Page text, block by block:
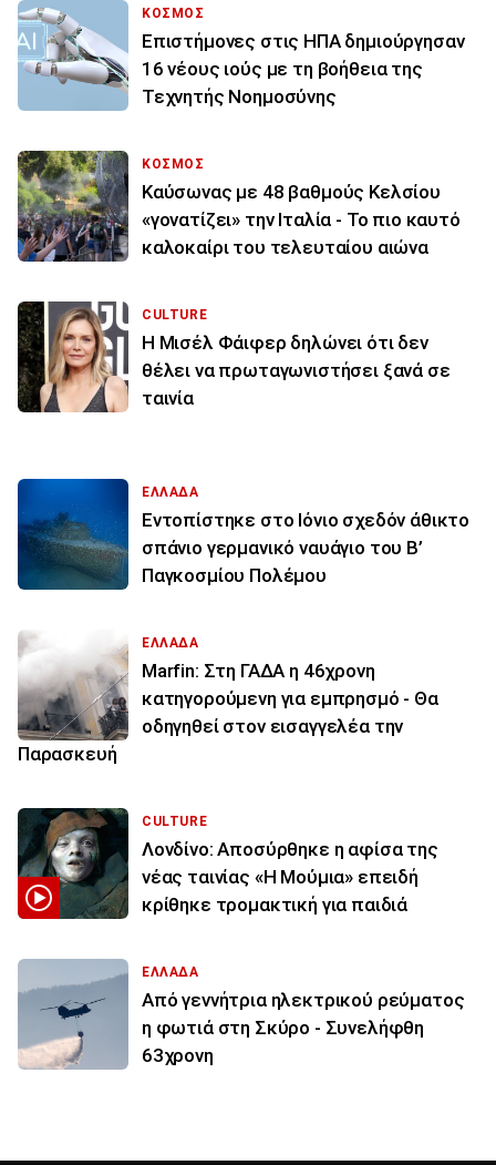
ΚΟΣΜΟΣ
Επιστήμονες στις ΗΠΑ δημιούργησαν
16 νέους ιούς με τη βοήθεια της
Τεχνητής Νοημοσύνης
ΚΟΣΜΟΣ
Καύσωνας με 48 βαθμούς Κελσίου
«γονατίζει» την Ιταλία - Το πιο καυτό
καλοκαίρι του τελευταίου αιώνα
CULTURE
Η Μισέλ Φάιφερ δηλώνει ότι δεν
θέλει να πρωταγωνιστήσει ξανά σε
ταινία
ΕΛΛΑΔΑ
Εντοπίστηκε στο Ιόνιο σχεδόν άθικτο
σπάνιο γερμανικό ναυάγιο του Β’
Παγκοσμίου Πολέμου
ΕΛΛΑΔΑ
Marfin: Στη ΓΑΔΑ η 46χρονη
κατηγορούμενη για εμπρησμό - Θα
οδηγηθεί στον εισαγγελέα την
Παρασκευή
CULTURE
Λονδίνο: Αποσύρθηκε η αφίσα της
νέας ταινίας «Η Μούμια» επειδή
κρίθηκε τρομακτική για παιδιά
ΕΛΛΑΔΑ
Από γεννήτρια ηλεκτρικού ρεύματος
η φωτιά στη Σκύρο - Συνελήφθη
63χρονη